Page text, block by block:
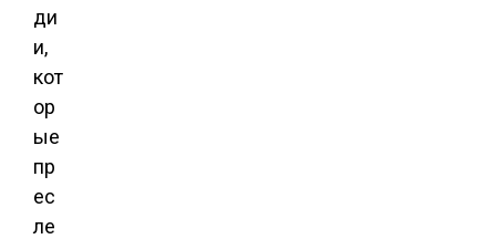
ди
и,
кот
ор
ые
пр
ес
ле